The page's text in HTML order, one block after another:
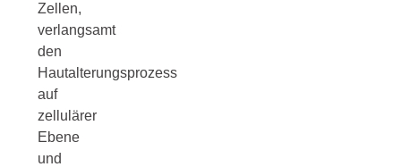
Zellen,
verlangsamt
den
Hautalterungsprozess
auf
zellulärer
Ebene
und